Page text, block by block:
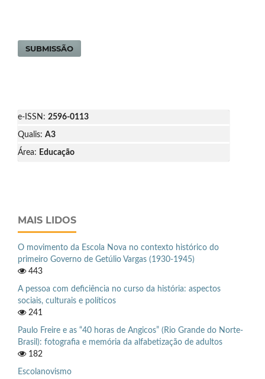
SUBMISSÃO
e-ISSN: 2596-0113
Qualis: A3
Área: Educação
MAIS LIDOS
O movimento da Escola Nova no contexto histórico do
primeiro Governo de Getúlio Vargas (1930-1945)
443
A pessoa com deficiência no curso da história: aspectos
sociais, culturais e políticos
241
Paulo Freire e as “40 horas de Angicos” (Rio Grande do Norte-
Brasil): fotografia e memória da alfabetização de adultos
182
Escolanovismo